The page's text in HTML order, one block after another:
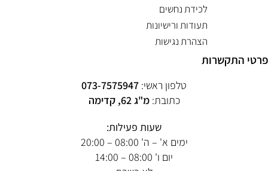
לכידת נחשים
תעודות ורישיונות
הצהרת נגישות
פרטי התקשרות
טלפון ראשי: 073-7575947
כתובת:מ"ג 62, קדימה
שעות פעילות:
ימים א' – ה' 08:00 – 20:00
יום ו' 08:00 – 14:00